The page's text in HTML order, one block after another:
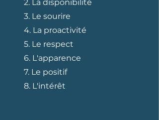
2. La disponibilité
3. Le sourire
4. La proactivité
5. Le respect
6. L'apparence
7. Le positif
8. L'intérêt